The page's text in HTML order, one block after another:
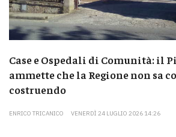
Case e Ospedali di Comunità: il
ammette che la Regione non sa
costruendo
ENRICO TRICANICO VENERDÌ 24 LUGLIO 2026 14:26